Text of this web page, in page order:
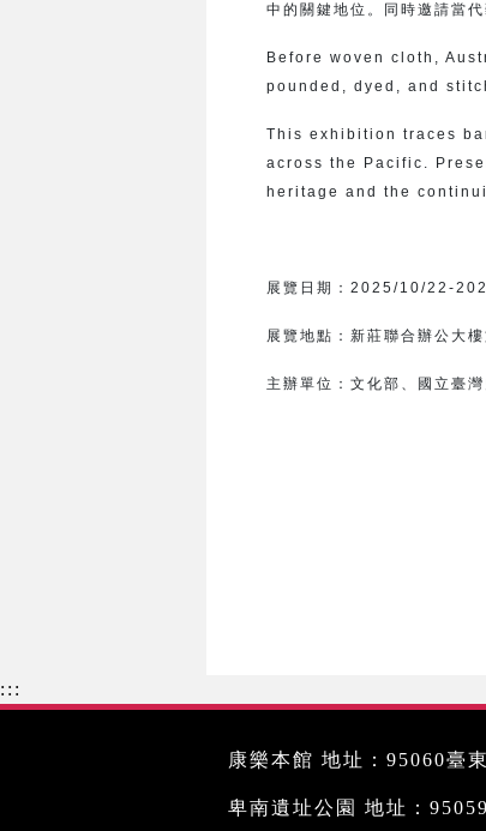
中的關鍵地位。同時邀請當
Before woven cloth,
pounded, dyed, and
This exhibition traces
across the Pacific.
heritage and the
展覽日期： 2025/10/22-
展覽地點：新莊聯合辦公大
主辦單位： 文化部、 國立臺
:::
康樂本館 地址：95060臺
卑南遺址公園 地址：